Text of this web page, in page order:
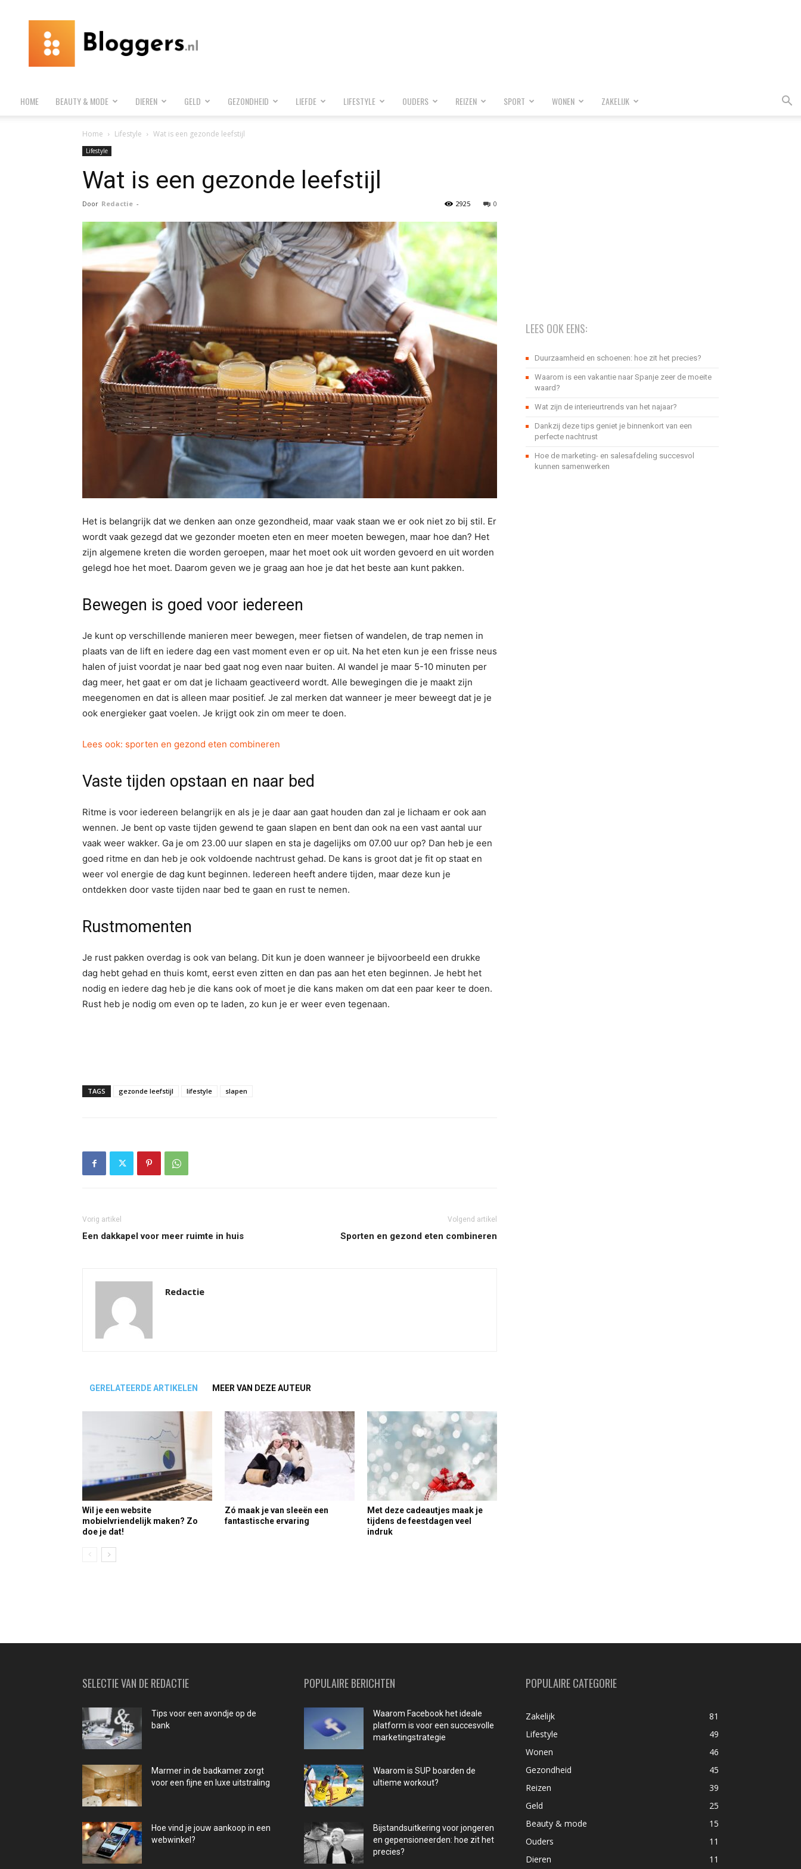
HOME BEAUTY & MODE DIEREN GELD GEZONDHEID LIEFDE LIFESTYLE OUDERS REIZEN SPORT WONEN ZAKELIJK
Home Lifestyle Wat is een gezonde leefstijl
Lifestyle
Wat is een gezonde leefstijl
Door Redactie - 0
2925
Het is belangrijk dat we denken aan onze gezondheid, maar vaak staan we er ook niet zo bij stil. Er
wordt vaak gezegd dat we gezonder moeten eten en meer moeten bewegen, maar hoe dan? Het
zijn algemene kreten die worden geroepen, maar het moet ook uit worden gevoerd en uit worden
gelegd hoe het moet. Daarom geven we je graag aan hoe je dat het beste aan kunt pakken.
Bewegen is goed voor iedereen
Je kunt op verschillende manieren meer bewegen, meer fietsen of wandelen, de trap nemen in
plaats van de lift en iedere dag een vast moment even er op uit. Na het eten kun je een frisse neus
halen of juist voordat je naar bed gaat nog even naar buiten. Al wandel je maar 5-10 minuten per
dag meer, het gaat er om dat je lichaam geactiveerd wordt. Alle bewegingen die je maakt zijn
meegenomen en dat is alleen maar positief. Je zal merken dat wanneer je meer beweegt dat je je
ook energieker gaat voelen. Je krijgt ook zin om meer te doen.
Lees ook: sporten en gezond eten combineren
Vaste tijden opstaan en naar bed
Ritme is voor iedereen belangrijk en als je je daar aan gaat houden dan zal je lichaam er ook aan
wennen. Je bent op vaste tijden gewend te gaan slapen en bent dan ook na een vast aantal uur
vaak weer wakker. Ga je om 23.00 uur slapen en sta je dagelijks om 07.00 uur op? Dan heb je een
goed ritme en dan heb je ook voldoende nachtrust gehad. De kans is groot dat je fit op staat en
weer vol energie de dag kunt beginnen. Iedereen heeft andere tijden, maar deze kun je
ontdekken door vaste tijden naar bed te gaan en rust te nemen.
Rustmomenten
Je rust pakken overdag is ook van belang. Dit kun je doen wanneer je bijvoorbeeld een drukke
dag hebt gehad en thuis komt, eerst even zitten en dan pas aan het eten beginnen. Je hebt het
nodig en iedere dag heb je die kans ook of moet je die kans maken om dat een paar keer te doen.
Rust heb je nodig om even op te laden, zo kun je er weer even tegenaan.
TAGS gezonde leefstijl lifestyle slapen
Vorig artikel
Een dakkapel voor meer ruimte in huis
Volgend artikel
Sporten en gezond eten combineren
Redactie
GERELATEERDE ARTIKELEN MEER VAN DEZE AUTEUR
Wil je een website
mobielvriendelijk maken? Zo
doe je dat!
Zó maak je van sleeën een
fantastische ervaring
Met deze cadeautjes maak je
tijdens de feestdagen veel
indruk
LEES OOK EENS:
Duurzaamheid en schoenen: hoe zit het precies?
Waarom is een vakantie naar Spanje zeer de moeite
waard?
Wat zijn de interieurtrends van het najaar?
Dankzij deze tips geniet je binnenkort van een
perfecte nachtrust
Hoe de marketing- en salesafdeling succesvol
kunnen samenwerken
SELECTIE VAN DE REDACTIE
Tips voor een avondje op de
bank
Marmer in de badkamer zorgt
voor een fijne en luxe uitstraling
Hoe vind je jouw aankoop in een
webwinkel?
POPULAIRE BERICHTEN
Waarom Facebook het ideale
platform is voor een succesvolle
marketingstrategie
Waarom is SUP boarden de
ultieme workout?
Bijstandsuitkering voor jongeren
en gepensioneerden: hoe zit het
precies?
POPULAIRE CATEGORIE
Zakelijk
81
Lifestyle
49
Wonen
46
Gezondheid
45
Reizen
39
Geld
25
Beauty & mode
15
Ouders
11
Dieren
11